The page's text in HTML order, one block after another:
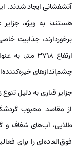
آتشفشانی ایجاد شدند.
هستند؛ به ویژه،
برخوردارند، جذابیت
ارتفاع ۳۷۱۸
چشم‌اندازهای
جزایر قناری به دلیل
از مقاصد محبوب
طلایی، آب‌های شفاف و
فوق‌العاده‌ای را برای